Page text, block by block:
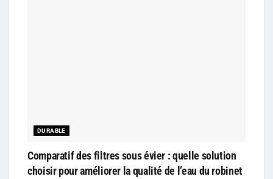
DURABLE
Comparatif des filtres sous évier : quelle solution
choisir pour améliorer la qualité de l’eau du robinet